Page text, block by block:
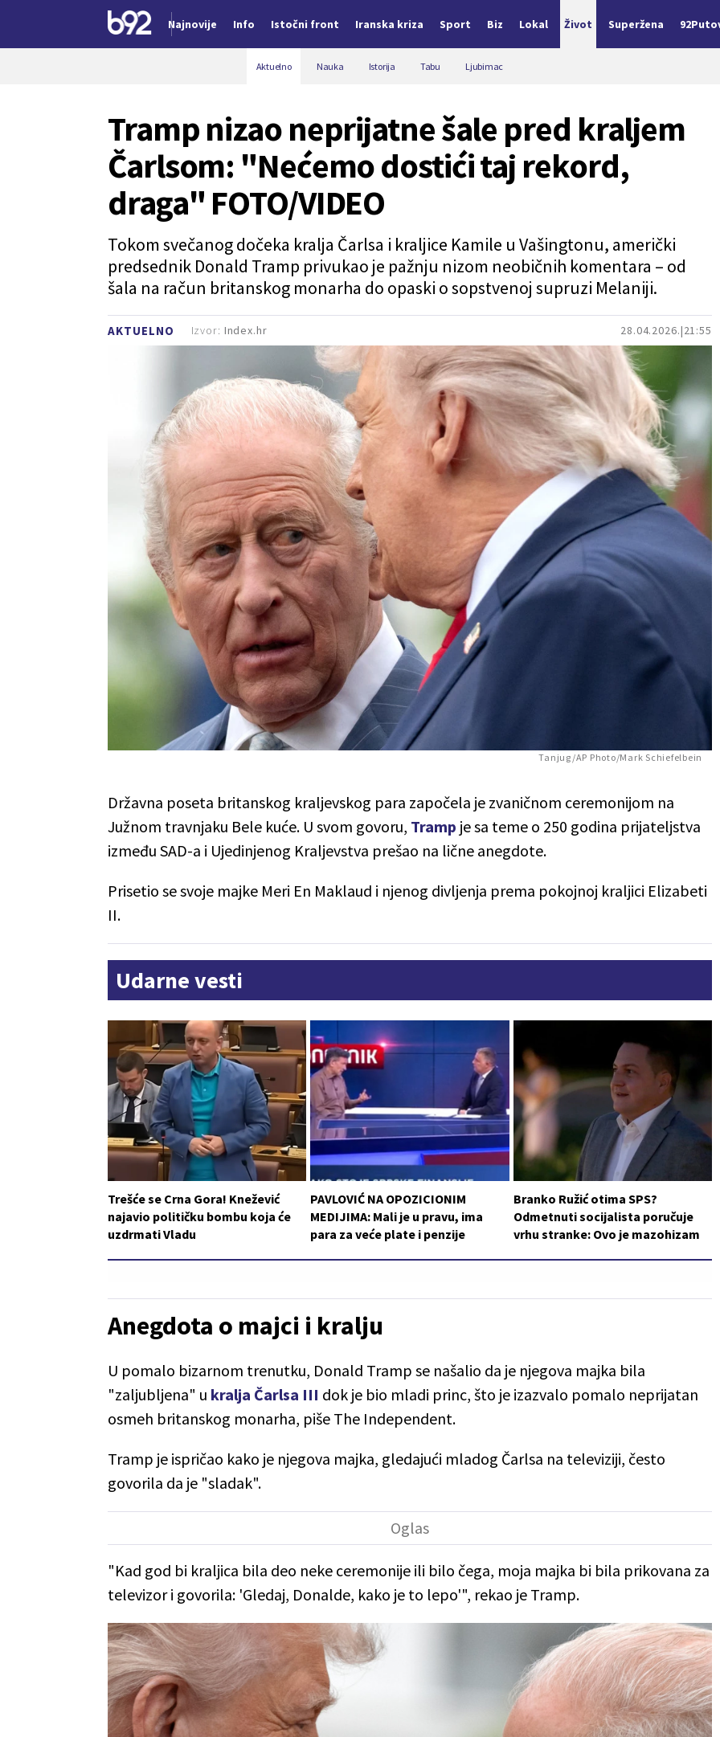
Najnovije Info Istočni front Iranska kriza Sport Biz Lokal Život Superžena
Aktuelno Nauka Istorija Tabu Ljubimac
AKTUELNO 28.04.2026. 21:55
Tramp nizao neprijatne šale pred kraljem
Čarlsom: "Nećemo dostići taj rekord,
draga" FOTO/VIDEO
Tokom svečanog dočeka kralja Čarlsa i kraljice Kamile u Vašingtonu, američki
predsednik Donald Tramp privukao je pažnju nizom neobičnih komentara – od
šala na račun britanskog monarha do opaski o sopstvenoj supruzi Melaniji.
Izvor: Index.hr
Tanjug/AP Photo/Mark Schiefelbein
Državna poseta britanskog kraljevskog para započela je zvaničnom ceremonijom na
Južnom travnjaku Bele kuće. U svom govoru, Tramp je sa teme o 250 godina prijateljstva
između SAD-a i Ujedinjenog Kraljevstva prešao na lične anegdote.
Prisetio se svoje majke Meri En Maklaud i njenog divljenja prema pokojnoj kraljici Elizabeti
II.
Udarne vesti
Trešće se Crna Gora! Knežević
najavio političku bombu koja će
uzdrmati Vladu
PAVLOVIĆ NA OPOZICIONIM
MEDIJIMA: Mali je u pravu, ima
para za veće plate i penzije
Branko Ružić otima SPS?
Odmetnuti socijalista poručuje
vrhu stranke: Ovo je mazohizam
Anegdota o majci i kralju
U pomalo bizarnom trenutku, Donald Tramp se našalio da je njegova majka bila
"zaljubljena" u kralja Čarlsa III dok je bio mladi princ, što je izazvalo pomalo neprijatan
osmeh britanskog monarha, piše The Independent.
Tramp je ispričao kako je njegova majka, gledajući mladog Čarlsa na televiziji, često
govorila da je "sladak".
"Kad god bi kraljica bila deo neke ceremonije ili bilo čega, moja majka bi bila prikovana za
televizor i govorila: 'Gledaj, Donalde, kako je to lepo'", rekao je Tramp.